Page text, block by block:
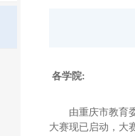
各学院:
由重庆市教育
大赛现已启动，大